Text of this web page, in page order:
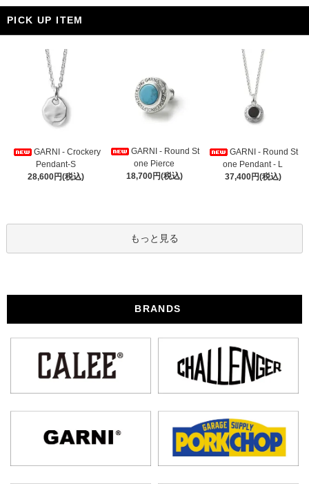
PICK UP ITEM
GARNI - Crockery
Pendant-S
28,600円(税込)
GARNI - Round St
one Pierce
18,700円(税込)
GARNI - Round St
one Pendant - L
37,400円(税込)
もっと見る
BRANDS